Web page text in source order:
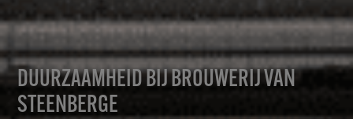
DUURZAAMHEID BIJ BROUWERIJ VAN
STEENBERGE